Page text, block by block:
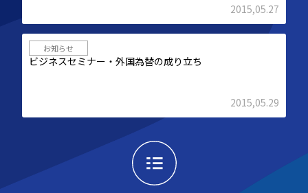
2015,05.27
お知らせ
ビジネスセミナー・外国為替の成り立ち
2015,05.29